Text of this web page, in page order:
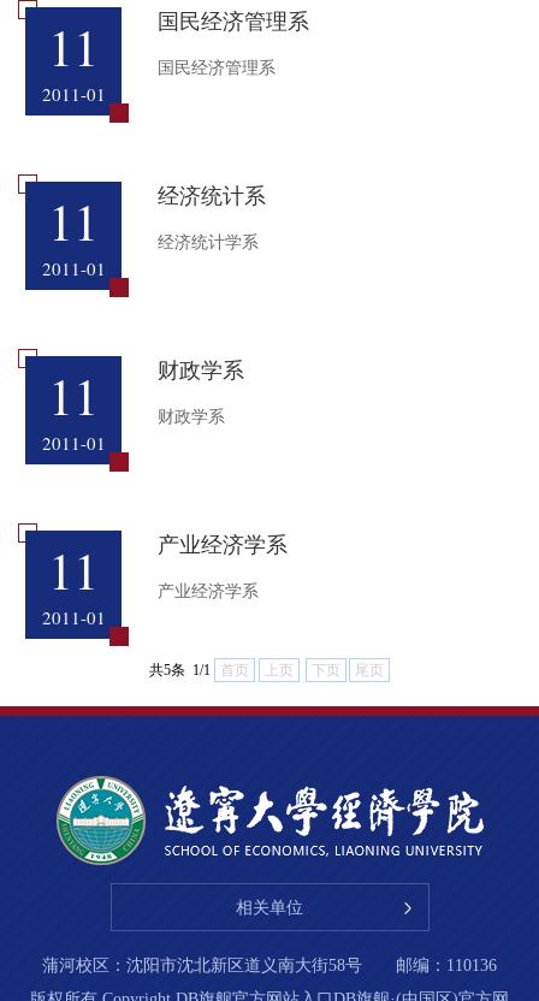
11
2011-01
国民经济管理系
国民经济管理系
11
2011-01
经济统计系
经济统计学系
11
2011-01
财政学系
财政学系
11
2011-01
产业经济学系
产业经济学系
共5条 1/1 首页 上页 下页 尾页
相关单位
蒲河校区：沈阳市沈北新区道义南大街58号 邮编：110136